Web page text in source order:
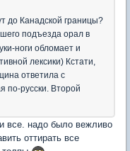
до Канадской границы?
подъезда орал в
ноги обломает и
лексики) Кстати,
ответила с
по-русски. Второй
все. надо было вежливо
оттирать все